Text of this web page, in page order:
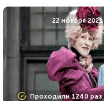
22 ноября 2021
Проходили 1240 раз